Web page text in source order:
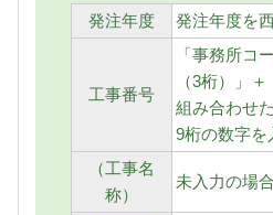
発注年度 発注年度を
工事番号
「事務所コ
（3桁）」
組み合わせた
9桁の数字を
（工事名
称）
未入力の場